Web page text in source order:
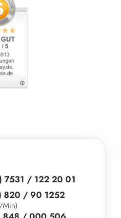
7531 / 122 20 01
820 / 90 1252